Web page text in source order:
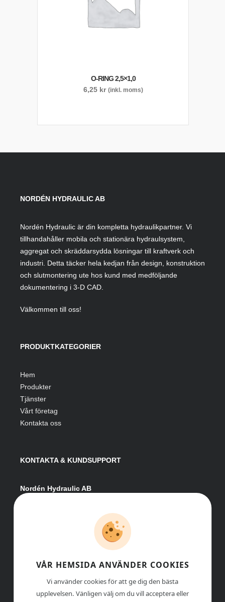
O-RING 2,5×1,0
6,25 kr (inkl. moms)
NORDÉN HYDRAULIC AB
Nordén Hydraulic är din kompletta hydraulikpartner. Vi
tillhandahåller mobila och stationära hydraulsystem,
aggregat och skräddarsydda lösningar till kraftverk och
industri. Detta täcker hela kedjan från design, konstruktion
och slutmontering ute hos kund med medföljande
dokumentering i 3-D CAD.
Välkommen till oss!
PRODUKTKATEGORIER
Hem
Produkter
Tjänster
Vårt företag
Kontakta oss
KONTAKTA & KUNDSUPPORT
Nordén Hydraulic AB
info@nordenhydraulic.se
Org-nr: 556531-8424
VÅR HEMSIDA ANVÄNDER COOKIES
Vi använder cookies för att ge dig den bästa
upplevelsen. Vänligen välj om du vill acceptera eller